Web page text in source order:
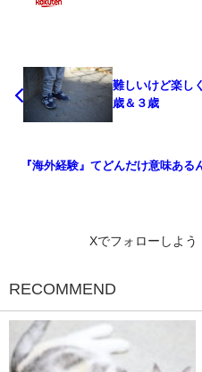
難しいけど楽
歳＆３歳
『海外経験』てどんだけ意味ある
Xでフォローしよう
RECOMMEND